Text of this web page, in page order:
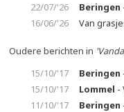
22/07/'26
Beringen
16/06/'26
Van
Oudere berichten in
15/10/'17
Beringen
15/10/'17
Lommel -
11/10/'17
Beringen